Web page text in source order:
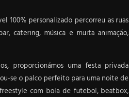
100% personalizado percorreu as ruas
catering, música e muita animação,
proporcionámos uma festa privada
se o palco perfeito para uma noite de
com bola de futebol, beatbox,